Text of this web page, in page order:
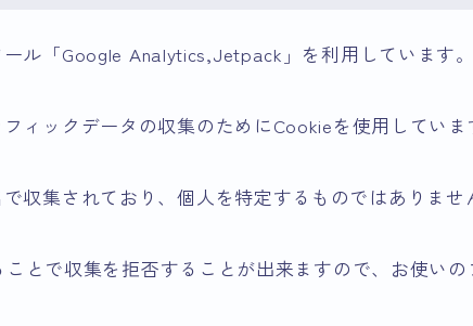
ル「Google Analytics,Jetpack」を利用しています。
ィックデータの収集のためにCookieを使用していま
収集されており、個人を特定するものではありませ
とで収集を拒否することが出来ますので、お使いの